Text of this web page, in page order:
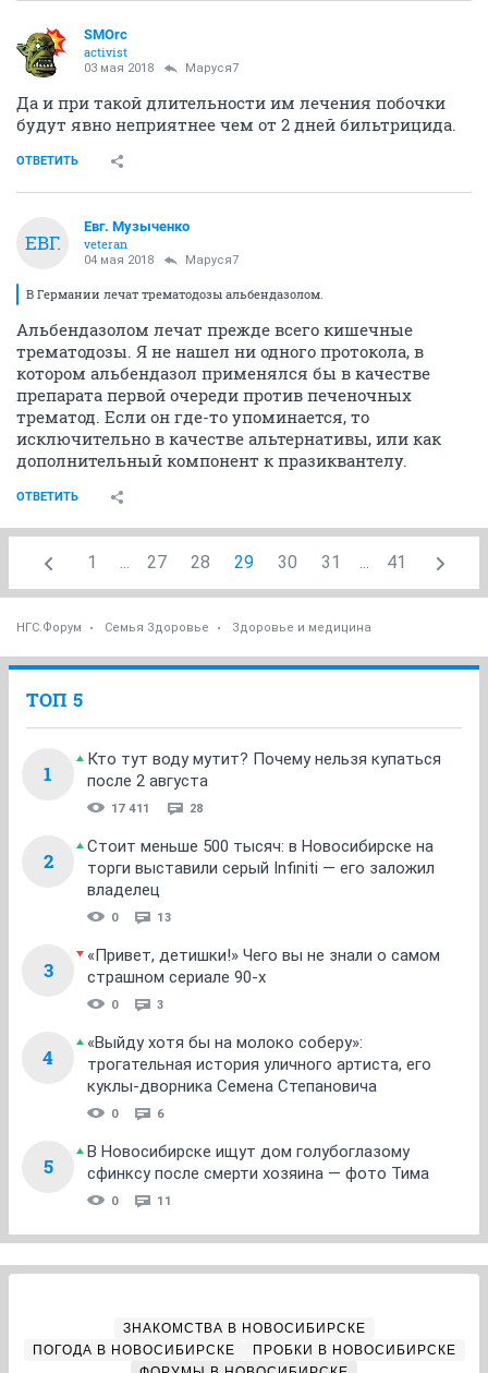
SMOrc
activist
03 мая 2018 Маруся7
Да и при такой длительности им лечения побочки
будут явно неприятнее чем от 2 дней бильтрицида.
ОТВЕТИТЬ
ЕВГ.
Евг. Музыченко
veteran
04 мая 2018 Маруся7
В Германии лечат трематодозы альбендазолом.
Альбендазолом лечат прежде всего кишечные
трематодозы. Я не нашел ни одного протокола, в
котором альбендазол применялся бы в качестве
препарата первой очереди против печеночных
трематод. Если он где-то упоминается, то
исключительно в качестве альтернативы, или как
дополнительный компонент к празиквантелу.
ОТВЕТИТЬ
1 ... 27 28 29 30 31 ... 41
НГС.Форум Семья Здоровье Здоровье и медицина
ТОП 5
1
Кто тут воду мутит? Почему нельзя купаться
после 2 августа
17 411 28
2
Стоит меньше 500 тысяч: в Новосибирске на
торги выставили серый Infiniti — его заложил
владелец
0 13
3
«Привет, детишки!» Чего вы не знали о самом
страшном сериале 90-х
0 3
4
«Выйду хотя бы на молоко соберу»:
трогательная история уличного артиста, его
куклы-дворника Семена Степановича
0 6
5
В Новосибирске ищут дом голубоглазому
сфинксу после смерти хозяина — фото Тима
0 11
ЗНАКОМСТВА В НОВОСИБИРСКЕ
ПОГОДА В НОВОСИБИРСКЕ
ПРОБКИ В НОВОСИБИРСКЕ